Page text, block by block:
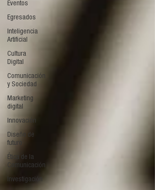
Eventos
Egresados
Inteligencia
Artificial
Cultura
Digital
Comunicación
y Sociedad
Marketing
digital
Innovación
Diseño de
futuro
Ética de la
Comunicación
Investigación